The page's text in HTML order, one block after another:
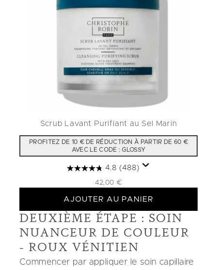
Scrub Lavant Purifiant au Sel Marin
PROFITEZ DE 10 € DE RÉDUCTION À PARTIR DE 60 €
AVEC LE CODE : GLOSSY
4.8 (488)
42,00 €
AJOUTER AU PANIER
DEUXIÈME ÉTAPE : SOIN
NUANCEUR DE COULEUR
- ROUX VÉNITIEN
Commencer par appliquer le soin capillaire